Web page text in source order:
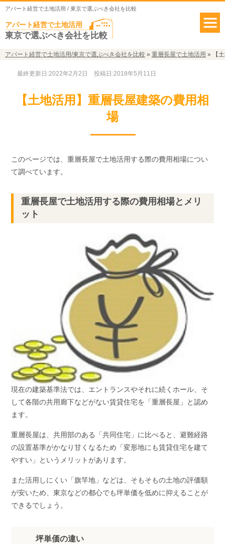
アパート経営で土地活用 / 東京で選ぶべき会社を比較
アパート経営で土地活用
東京で選ぶべき会社を比較
アパート経営で土地活用/東京で選ぶべき会社を比較 » 重層長屋で土地活用 » 【
最終更新日:2022年2月2日 投稿日:2018年5月11日
【土地活用】重層長屋建築の費用相
場
このページでは、重層長屋で土地活用する際の費用相場につい
て調べています。
重層長屋で土地活用する際の費用相場とメリ
ット
現在の建築基準法では、エントランスやそれに続くホール、そ
して各階の共用廊下などがない賃貸住宅を「重層長屋」と認め
ます。
重層長屋は、共用部のある「共同住宅」に比べると、避難経路
の設置基準がかなり甘くなるため「変形地にも賃貸住宅を建て
やすい」というメリットがあります。
また活用しにくい「旗竿地」などは、そもそもの土地の評価額
が安いため、東京などの都心でも坪単価を低めに抑えることが
できるでしょう。
坪単価の違い